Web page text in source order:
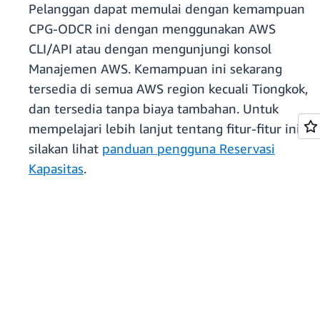
Pelanggan dapat memulai dengan kemampuan
CPG-ODCR ini dengan menggunakan AWS
CLI/API atau dengan mengunjungi konsol
Manajemen AWS. Kemampuan ini sekarang
tersedia di semua AWS region kecuali Tiongkok,
dan tersedia tanpa biaya tambahan. Untuk
mempelajari lebih lanjut tentang fitur-fitur ini,
silakan lihat panduan pengguna Reservasi
Kapasitas.